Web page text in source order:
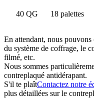
40 QG 18 palettes
En attendant, nous
du système de coffrage, le
filmé, etc.
Nous sommes
contreplaqué antidérapant.
S'il te plaîtContactez notre
plus détaillées sur le